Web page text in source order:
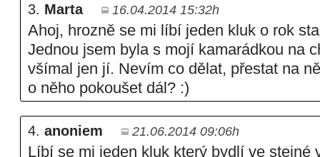
3. Marta 16.04.2014 15:32h
Ahoj, hrozně se mi líbí jeden kluk o rok
Jednou jsem byla s mojí kamarádkou na
všímal jen jí. Nevím co dělat, přestat na
o něho pokoušet dál? :)
4. anoniem 21.06.2014 09:06h
Líbí se mi jeden kluk který bydlí ve stejné